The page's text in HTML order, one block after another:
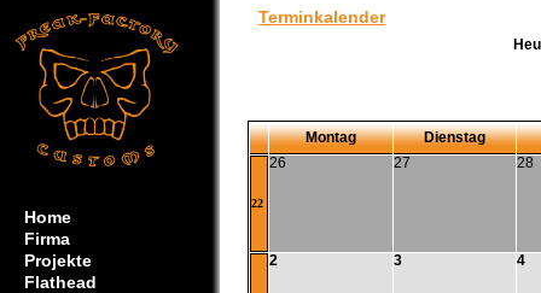
Home
Firma
Projekte
Flathead
Terminkalender
Montag Dienstag
22
26 27 28
2 3 4